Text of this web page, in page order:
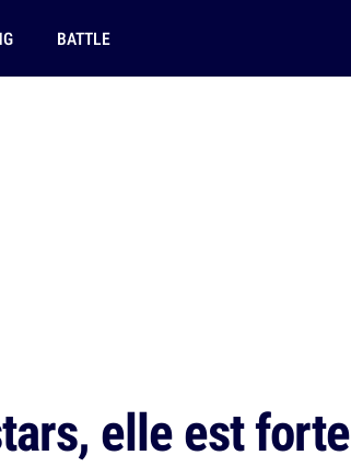
BATTLE
elle est forte